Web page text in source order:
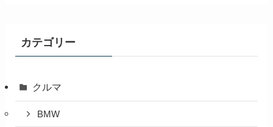
カテゴリー
クルマ
BMW